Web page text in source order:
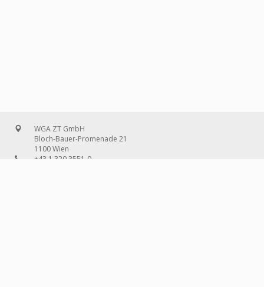
WGA ZT GmbH
Bloch-Bauer-Promenade 21
1100 Wien
+43 1 320 3551-0